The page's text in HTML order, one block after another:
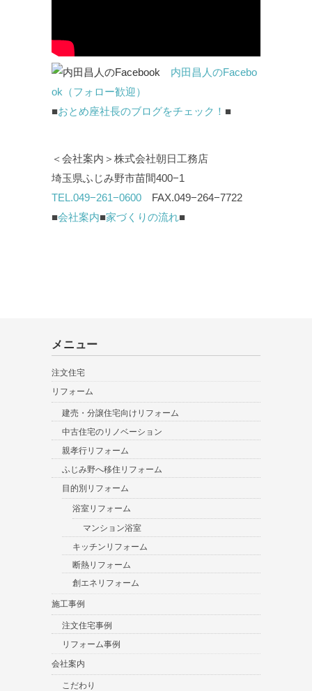
内田昌人のFacebo
ok（フォロー歓迎）
■おとめ座社長のブログをチェック！ ■
＜会社案内＞株式会社朝日工務店
埼玉県ふじみ野市苗間400−1
TEL.049−261−0600 FAX.049−264−7722
■会社案内■家づくりの流れ■
メニュー
注文住宅
リフォーム
建売・分譲住宅向けリフォーム
中古住宅のリノベーション
親孝行リフォーム
ふじみ野へ移住リフォーム
目的別リフォーム
浴室リフォーム
マンション浴室
キッチンリフォーム
断熱リフォーム
創エネリフォーム
施工事例
注文住宅事例
リフォーム事例
会社案内
こだわり